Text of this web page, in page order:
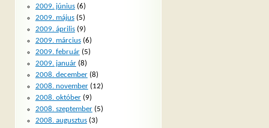
2009. június(6)
2009. május(5)
2009. április(9)
2009. március(6)
2009. február(5)
2009. január(8)
2008. december(8)
2008. november(12)
2008. október(9)
2008. szeptember(5)
2008. augusztus(3)